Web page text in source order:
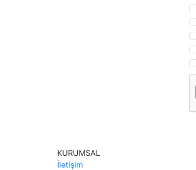
KURUMSAL
İletişim